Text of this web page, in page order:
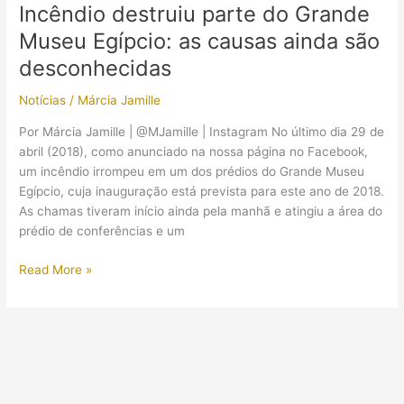
são
expostos
no
Museu
do
Incêndio destruiu parte do Grande
Museu Egípcio: as causas ainda são
desconhecidas
Notícias / Márcia Jamille
Por Márcia Jamille | @MJamille | Instagram No último dia 29 de
abril (2018), como anunciado na nossa página no Facebook,
um incêndio irrompeu em um dos prédios do Grande Museu
Egípcio, cuja inauguração está prevista para este ano de 2018.
As chamas tiveram início ainda pela manhã e atingiu a área do
prédio de conferências e um
Incêndio
Read More »